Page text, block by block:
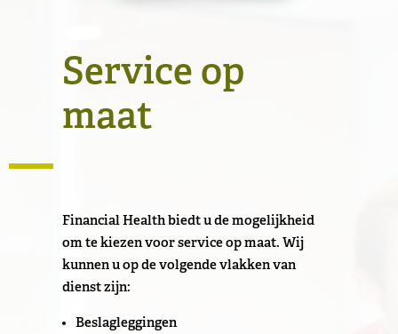
Service op
maat
Financial Health biedt u de mogelijkheid
om te kiezen voor service op maat. Wij
kunnen u op de volgende vlakken van
dienst zijn:
Beslagleggingen